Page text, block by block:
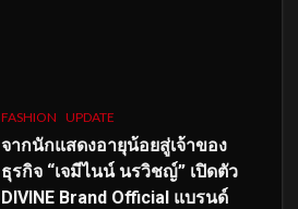
FASHION UPDATE
จากนักแสดงอายุน้อยสู่เจ้าของ
ธุรกิจ “เจมีไนน์ นรวิชญ์” เปิดตัว
DIVINE Brand Official แบรนด์